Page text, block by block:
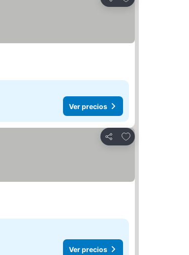
Compartir
Ver precios
Compartir
Agregar a favoritos
Ver precios